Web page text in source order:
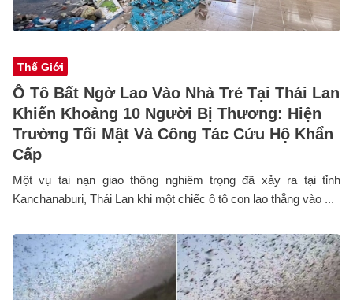
Thế Giới
Ô Tô Bất Ngờ Lao Vào Nhà Trẻ Tại Thái Lan
Khiến Khoảng 10 Người Bị Thương: Hiện
Trường Tối Mật Và Công Tác Cứu Hộ Khẩn
Cấp
Một vụ tai nạn giao thông nghiêm trọng đã xảy ra tại tỉnh
Kanchanaburi, Thái Lan khi một chiếc ô tô con lao thẳng vào ...